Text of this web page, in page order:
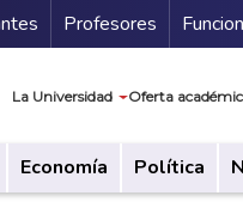
Profesores
La Universidad Oferta
Economía Política